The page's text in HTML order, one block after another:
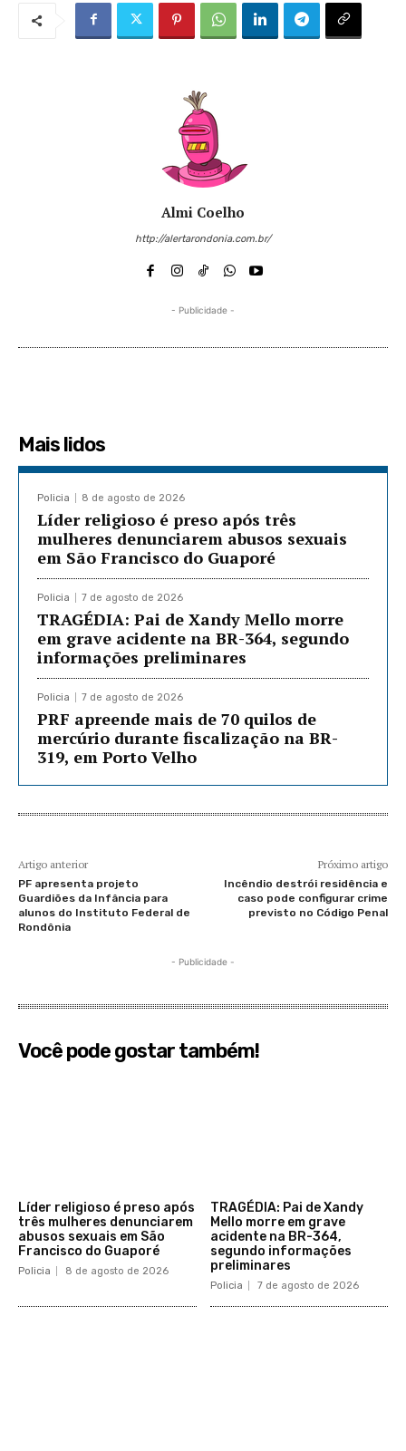
Almi Coelho
http://alertarondonia.com.br/
- Publicidade -
Mais lidos
Policia 8 de agosto de 2026
Líder religioso é preso após três
mulheres denunciarem abusos sexuais
em São Francisco do Guaporé
Policia 7 de agosto de 2026
TRAGÉDIA: Pai de Xandy Mello morre
em grave acidente na BR-364, segundo
informações preliminares
Policia 7 de agosto de 2026
PRF apreende mais de 70 quilos de
mercúrio durante fiscalização na BR-
319, em Porto Velho
Artigo anterior
PF apresenta projeto
Guardiões da Infância para
alunos do Instituto Federal de
Rondônia
Próximo artigo
Incêndio destrói residência e
caso pode configurar crime
previsto no Código Penal
- Publicidade -
Você pode gostar também!
Líder religioso é preso após
três mulheres denunciarem
abusos sexuais em São
Francisco do Guaporé
Policia 8 de agosto de 2026
TRAGÉDIA: Pai de Xandy
Mello morre em grave
acidente na BR-364,
segundo informações
preliminares
Policia 7 de agosto de 2026